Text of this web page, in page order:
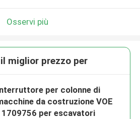
Osservi più
miglior prezzo per
per colonne di
da costruzione VOE
per escavatori